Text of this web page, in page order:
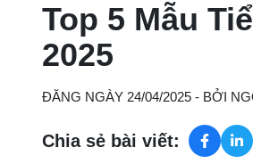
Top 5 Mẫu
2025
ĐĂNG NGÀY 24/04/2025 - BỞI
Chia sẻ bài viết: